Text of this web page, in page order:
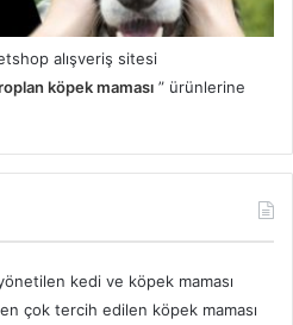
alışveriş sitesi
köpek maması ” ürünlerine
kedi ve köpek maması
çok tercih edilen köpek maması